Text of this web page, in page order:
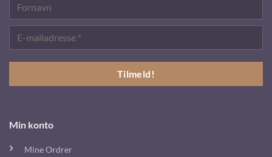
Min konto
Mine Ordrer